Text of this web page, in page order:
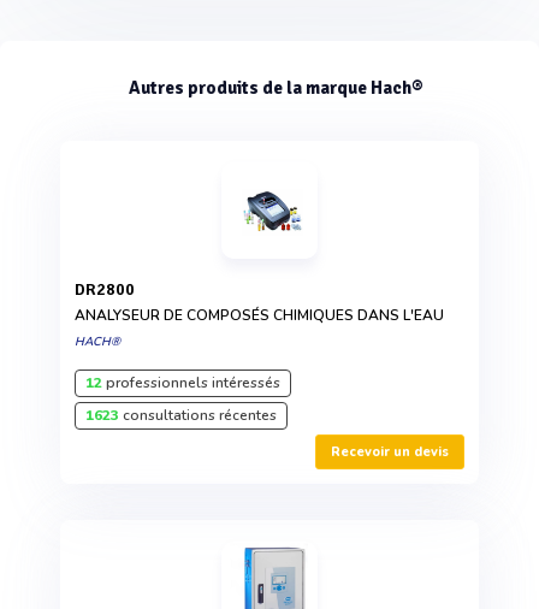
Autres produits de la marque Hach®
DR2800
ANALYSEUR DE COMPOSÉS CHIMIQUES DANS L'EAU
HACH®
12professionnels intéressés
1623 consultations récentes
Recevoir un devis